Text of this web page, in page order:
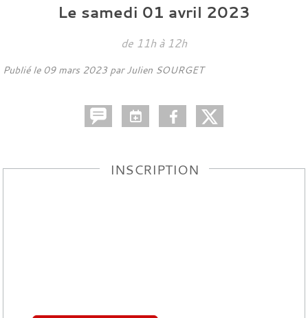
Le samedi 01 avril 2023
de 11h à 12h
Publié le 09 mars 2023par Julien SOURGET
INSCRIPTION